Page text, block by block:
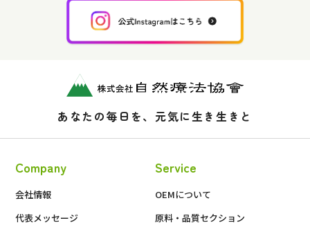
あなたの毎日を、元気に生き生きと
Company
会社情報
代表メッセージ
Service
OEMについて
原料・品質セクション